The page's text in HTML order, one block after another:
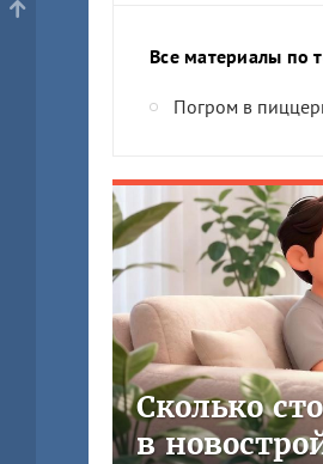
Все материалы по
Погром в
Сколько
в